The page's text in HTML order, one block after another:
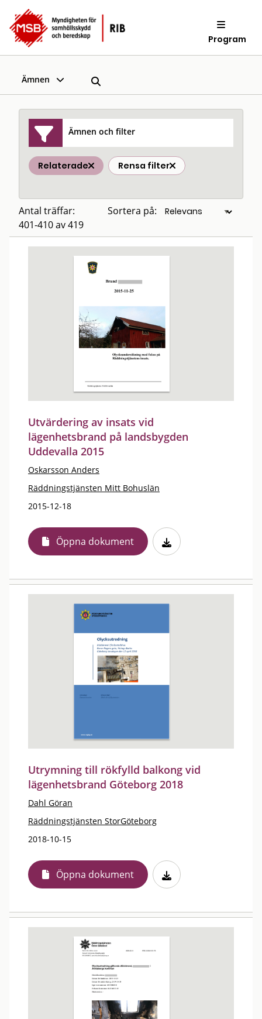
Program
Ämnen
Ämnen och filter
Relaterade Rensa filter
Antal träffar:
401-410 av 419
Sortera på:
Utvärdering av insats vid
lägenhetsbrand på landsbygden
Uddevalla 2015
Oskarsson Anders
Räddningstjänsten Mitt Bohuslän
2015-12-18
Öppna dokument
Utrymning till rökfylld balkong vid
lägenhetsbrand Göteborg 2018
Dahl Göran
Räddningstjänsten StorGöteborg
2018-10-15
Öppna dokument